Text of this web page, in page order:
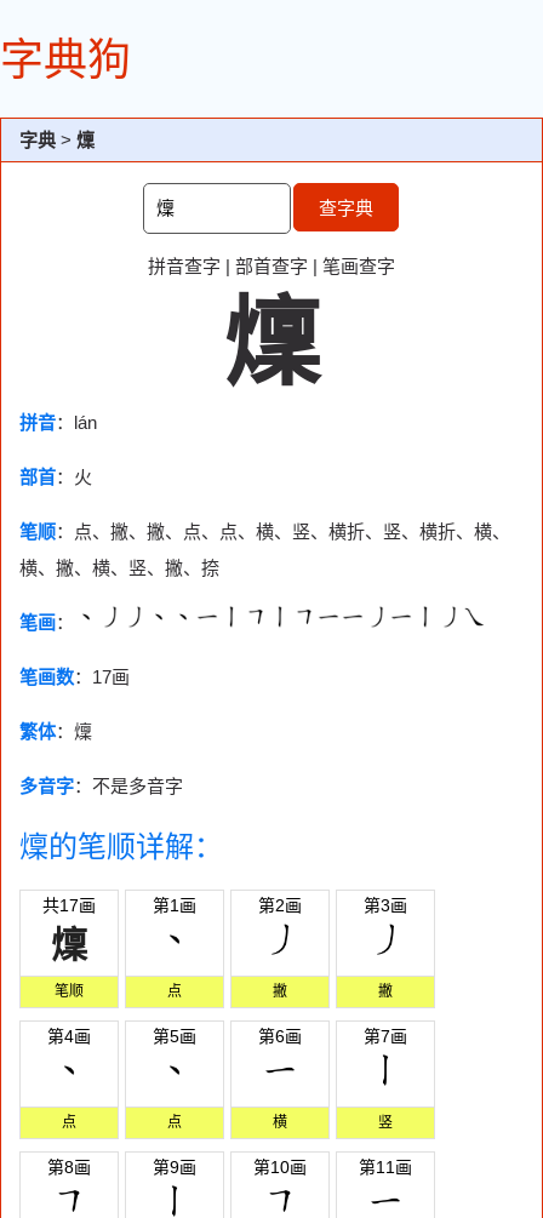
字典狗
字典 > 燣
查字典
拼音查字 | 部首查字 | 笔画查字
燣
拼音：lán
部首： 火
笔顺：点、撇、撇、点、点、横、竖、横折、竖、横折、横、
横、撇、横、竖、撇、捺
笔画：
笔画数： 17画
繁体：燣
多音字：不是多音字
燣的笔顺详解：
共17画
燣
笔顺
第1画
点
第2画
撇
第3画
撇
第4画
点
第5画
点
第6画
横
第7画
竖
第8画 第9画 第10画 第11画